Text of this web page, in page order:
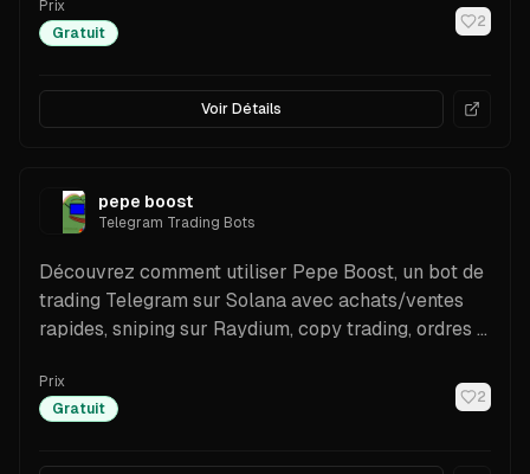
Prix
Gratuit
2
Voir Détails
pepe boost
Telegram Trading Bots
Découvrez comment utiliser Pepe Boost, un bot de
trading Telegram sur Solana avec achats/ventes
rapides, sniping sur Raydium, copy trading, ordres à
Étapes d’installation, fonctionnalités et conseils.
Prix
Gratuit
2